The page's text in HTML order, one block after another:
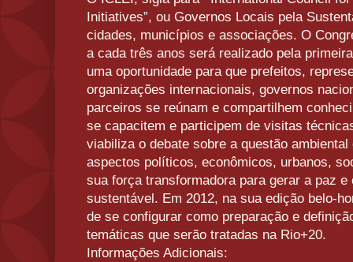
Initiatives”, ou Governos Locais pela
cidades, municípios e associações. O
a cada três anos será realizado pela
uma oportunidade para que prefeitos,
organizações internacionais, governos
parceiros se reúnam e compartilhem
se capacitem e participem de visitas
viabiliza o debate sobre a questão
aspectos políticos, econômicos, urbanos,
sua força transformadora para gerar a paz e
sustentável. Em 2012, na sua edição belo-
de se configurar como preparação e
temáticas que serão tratadas na Rio+20.
Informações Adicionais: